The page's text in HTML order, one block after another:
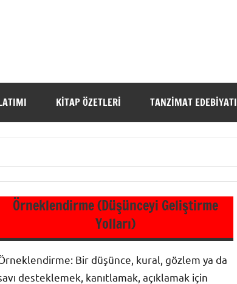
KITAP ÖZETLERI TANZIMAT EDEBIYATI
Örneklendirme (Düşünceyi Geliştirme
Yolları)
Bir düşünce, kural, gözlem ya da
desteklemek, kanıtlamak, açıklamak için